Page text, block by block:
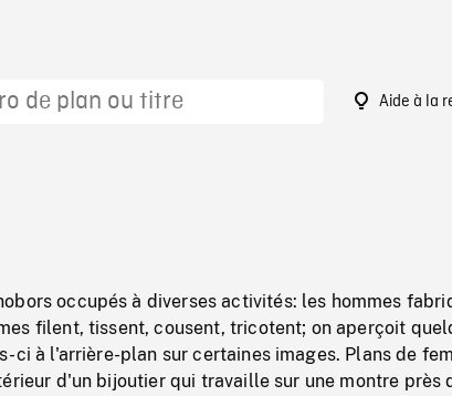
Aide à la
occupés à diverses activités: les hommes
filent, tissent, cousent, tricotent; on aperçoit
ci à l'arrière-plan sur certaines images. Plans de
d'un bijoutier qui travaille sur une montre près